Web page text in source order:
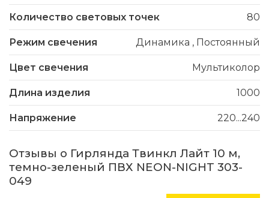
Количество световых точек 80
Режим свечения Динамика , Постоянный
Цвет свечения Мультиколор
Длина изделия 1000
Напряжение 220...240
Отзывы о Гирлянда Твинкл Лайт 10 м,
темно-зеленый ПВХ NEON-NIGHT 303-
049